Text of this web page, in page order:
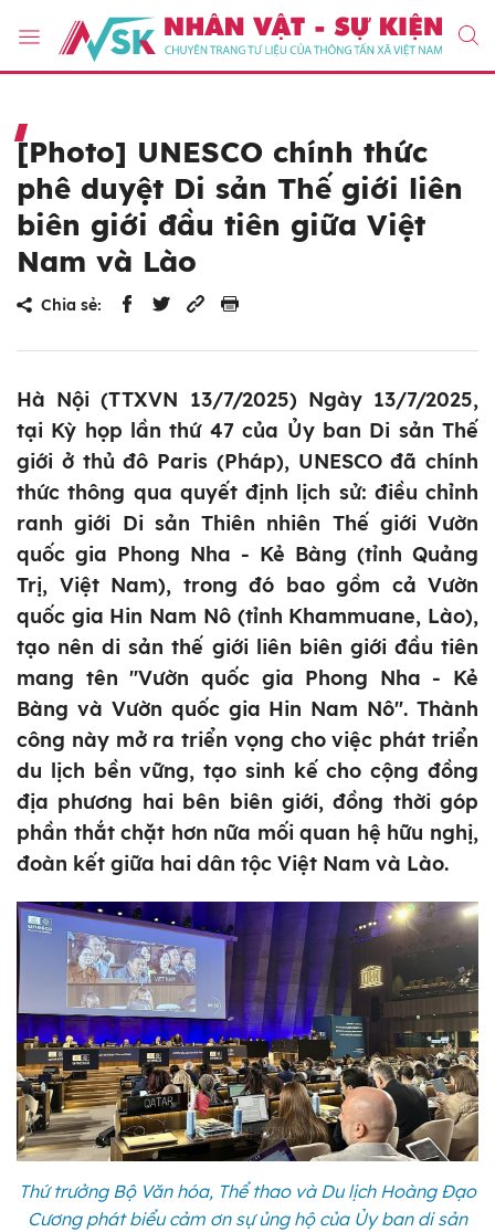
[Photo] UNESCO chính thức
phê duyệt Di sản Thế giới liên
biên giới đầu tiên giữa Việt
Nam và Lào
Chia sẻ:
Hà Nội (TTXVN 13/7/2025) Ngày 13/7/2025,
tại Kỳ họp lần thứ 47 của Ủy ban Di sản Thế
giới ở thủ đô Paris (Pháp), UNESCO đã chính
thức thông qua quyết định lịch sử: điều chỉnh
ranh giới Di sản Thiên nhiên Thế giới Vườn
quốc gia Phong Nha - Kẻ Bàng (tỉnh Quảng
Trị, Việt Nam), trong đó bao gồm cả Vườn
quốc gia Hin Nam Nô (tỉnh Khammuane, Lào),
tạo nên di sản thế giới liên biên giới đầu tiên
mang tên "Vườn quốc gia Phong Nha - Kẻ
Bàng và Vườn quốc gia Hin Nam Nô". Thành
công này mở ra triển vọng cho việc phát triển
du lịch bền vững, tạo sinh kế cho cộng đồng
địa phương hai bên biên giới, đồng thời góp
phần thắt chặt hơn nữa mối quan hệ hữu nghị,
đoàn kết giữa hai dân tộc Việt Nam và Lào.
Thứ trưởng Bộ Văn hóa, Thể thao và Du lịch Hoàng Đạo
Cương phát biểu cảm ơn sự ủng hộ của Ủy ban di sản